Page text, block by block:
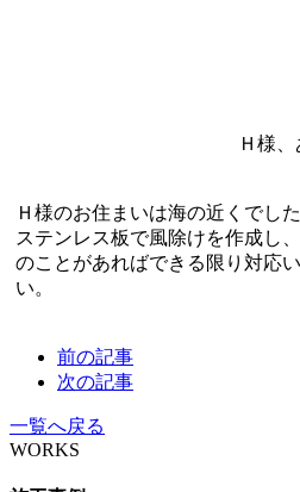
Ｈ様
Ｈ様のお住まいは海の近くでし
ステンレス板で風除けを作成し
のことがあればできる限り対応
い。
前の記事
次の記事
一覧へ戻る
WORKS